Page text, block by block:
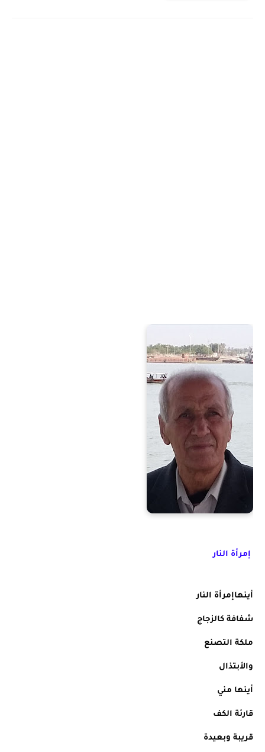
إمرأة النار
أينهاإمرأة النار
شفافة كالزجاج
ملكة التصنع
والأبتذال
أينها مني
قارئة الكف
قريبة وبعيدة